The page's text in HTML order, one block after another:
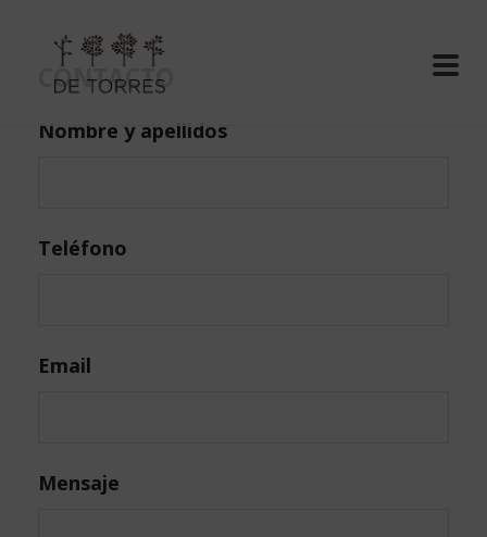
CONTACTO
Nombre y apellidos
Teléfono
Email
Mensaje